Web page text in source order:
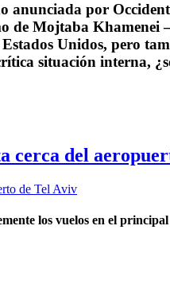
por
de Mojtaba
Estados Unidos, pero
situación interna,
cerca del
los vuelos en el